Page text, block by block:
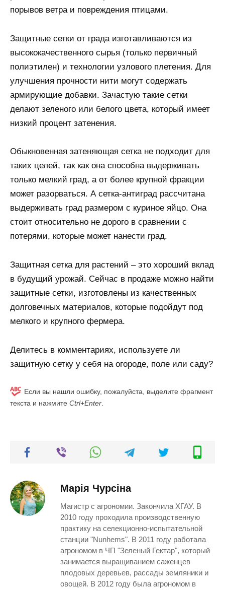
порывов ветра и повреждения птицами.
Защитные сетки от града изготавливаются из
высококачественного сырья (только первичный
полиэтилен) и технологии узлового плетения. Для
улучшения прочности нити могут содержать
армирующие добавки. Зачастую такие сетки
делают зеленого или белого цвета, который имеет
низкий процент затенения.
Обыкновенная затеняющая сетка не подходит для
таких целей, так как она способна выдерживать
только мелкий град, а от более крупной фракции
может разорваться. А сетка-антиград рассчитана
выдерживать град размером с куриное яйцо. Она
стоит относительно не дорого в сравнении с
потерями, которые может нанести град.
Защитная сетка для растений – это хороший вклад
в будущий урожай. Сейчас в продаже можно найти
защитные сетки, изготовлены из качественных
долговечных материалов, которые подойдут под
мелкого и крупного фермера.
Делитесь в комментариях, используете ли
защитную сетку у себя на огороде, поле или саду?
Если вы нашли ошибку, пожалуйста, выделите фрагмент
текста и нажмите Ctrl+Enter.
Марія Чурсіна
Магистр с агрономии. Закончила ХГАУ. В
2010 году проходила производственную
практику на селекционно-испытательной
станции "Nunhems". В 2011 году работала
агрономом в ЧП "Зеленый Гектар", который
занимается выращиванием саженцев
плодовых деревьев, рассады земляники и
овощей. В 2012 году была агрономом в